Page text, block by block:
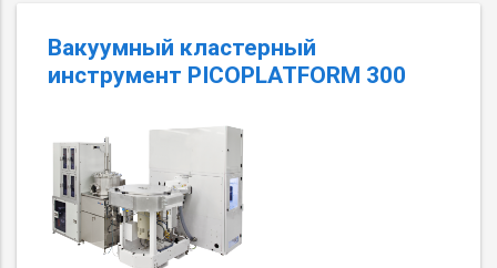
Вакуумный кластерный
инструмент PICOPLATFORM 300